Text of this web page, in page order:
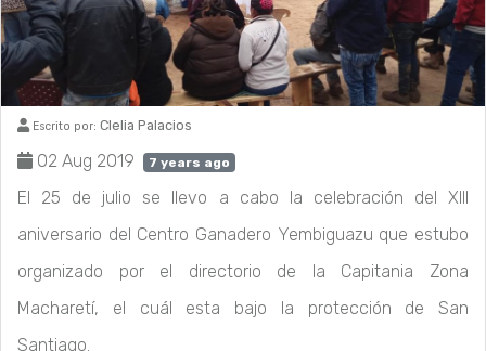
Escrito por: Clelia Palacios
02 Aug 2019 7 years ago
El 25 de julio se llevo a cabo la celebración del XIII
aniversario del Centro Ganadero Yembiguazu que estubo
organizado por el directorio de la Capitania Zona
Macharetí, el cuál esta bajo la protección de San
Santiago.